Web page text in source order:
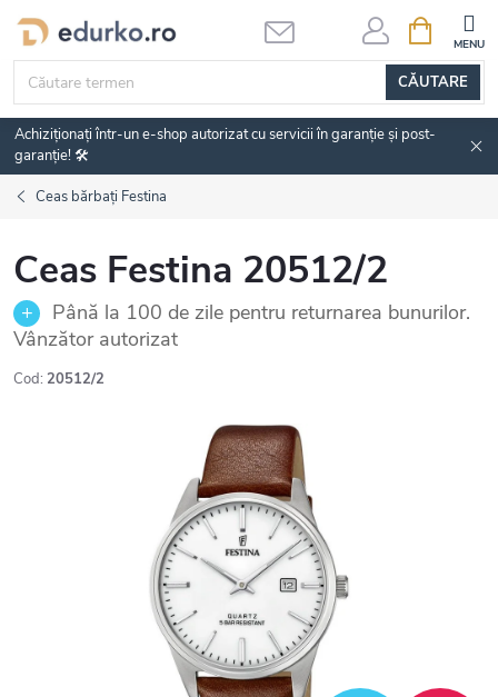
Treci
conținut
CĂUTARE
DE
Achiziționați într-un e-shop autorizat cu servicii în garanție și post-
garanție! 🛠️
Ceas bărbați Festina
Ceas Festina 20512/2
Până la 100 de zile pentru returnarea bunurilor.
Vânzător autorizat
Cod: 20512/2